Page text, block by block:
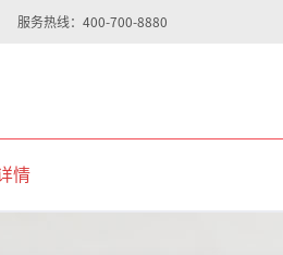
服务热线：400-700-8880
情